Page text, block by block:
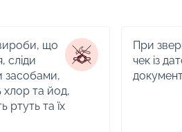
що
сліди
засобами,
хлор та йод,
ртуть та їх
При
чек із